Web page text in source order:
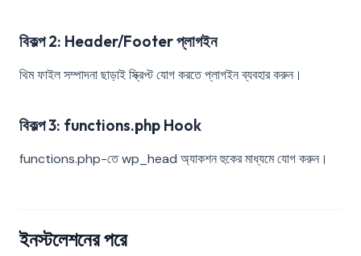
বিকল্প 2: Header/Footer প্লাগইন
থিম ফাইল সম্পাদনা ছাড়াই স্ক্রিপ্ট যোগ করতে প্লাগইন ব্যবহার করুন।
বিকল্প 3: functions.php Hook
functions.php-তে wp_head অ্যাকশন হুকের মাধ্যমে যোগ করুন।
ইনস্টলেশনের পরে